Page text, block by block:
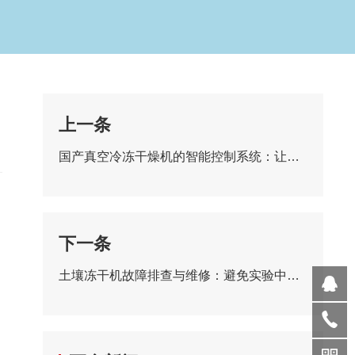
上一条
国产真空冷冻干燥机的智能控制系统：让冻干过程更便捷
下一条
土壤冻干机故障排查与维修：避免实验中断的维护技巧